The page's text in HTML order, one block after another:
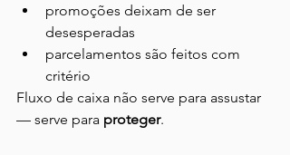
promoções deixam de ser
desesperadas
parcelamentos são feitos com
critério
Fluxo de caixa não serve para assustar
— serve para proteger.